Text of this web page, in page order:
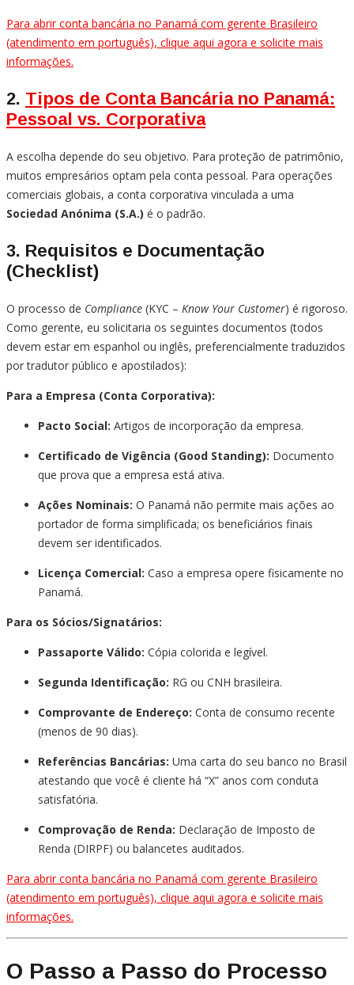
Para abrir conta bancária no Panamá com gerente Brasileiro
(atendimento em português), clique aqui agora e solicite mais
informações.
2. Tipos de Conta Bancária no Panamá:
Pessoal vs. Corporativa
A escolha depende do seu objetivo. Para proteção de patrimônio,
muitos empresários optam pela conta pessoal. Para operações
comerciais globais, a conta corporativa vinculada a uma
Sociedad Anónima (S.A.) é o padrão.
3. Requisitos e Documentação
(Checklist)
O processo de Compliance (KYC – Know Your Customer) é rigoroso.
Como gerente, eu solicitaria os seguintes documentos (todos
devem estar em espanhol ou inglês, preferencialmente traduzidos
por tradutor público e apostilados):
Para a Empresa (Conta Corporativa):
Pacto Social: Artigos de incorporação da empresa.
Certificado de Vigência (Good Standing): Documento
que prova que a empresa está ativa.
Ações Nominais: O Panamá não permite mais ações ao
portador de forma simplificada; os beneficiários finais
devem ser identificados.
Licença Comercial: Caso a empresa opere fisicamente no
Panamá.
Para os Sócios/Signatários:
Passaporte Válido: Cópia colorida e legível.
Segunda Identificação: RG ou CNH brasileira.
Comprovante de Endereço: Conta de consumo recente
(menos de 90 dias).
Referências Bancárias: Uma carta do seu banco no Brasil
atestando que você é cliente há “X” anos com conduta
satisfatória.
Comprovação de Renda: Declaração de Imposto de
Renda (DIRPF) ou balancetes auditados.
Para abrir conta bancária no Panamá com gerente Brasileiro
(atendimento em português), clique aqui agora e solicite mais
informações.
O Passo a Passo do Processo